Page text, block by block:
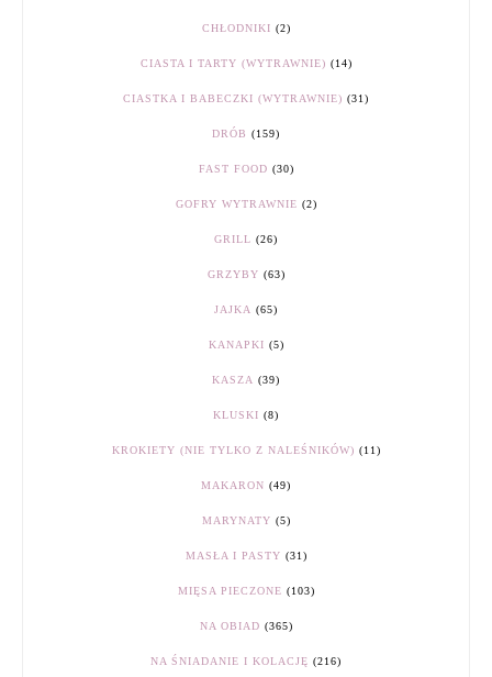
CHŁODNIKI (2)
CIASTA I TARTY (WYTRAWNIE) (14)
CIASTKA I BABECZKI (WYTRAWNIE) (31)
DRÓB (159)
FAST FOOD (30)
GOFRY WYTRAWNIE (2)
GRILL (26)
GRZYBY (63)
JAJKA (65)
KANAPKI (5)
KASZA (39)
KLUSKI (8)
KROKIETY (NIE TYLKO Z NALEŚNIKÓW) (11)
MAKARON (49)
MARYNATY (5)
MASŁA I PASTY (31)
MIĘSA PIECZONE (103)
NA OBIAD (365)
NA ŚNIADANIE I KOLACJĘ (216)